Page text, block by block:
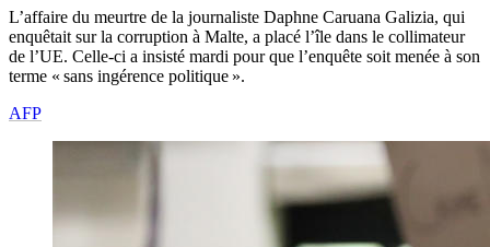
L’affaire du meurtre de la journaliste Daphne Caruana Galizia, qui
enquêtait sur la corruption à Malte, a placé l’île dans le collimateur
de l’UE. Celle-ci a insisté mardi pour que l’enquête soit menée à son
terme « sans ingérence politique ».
AFP